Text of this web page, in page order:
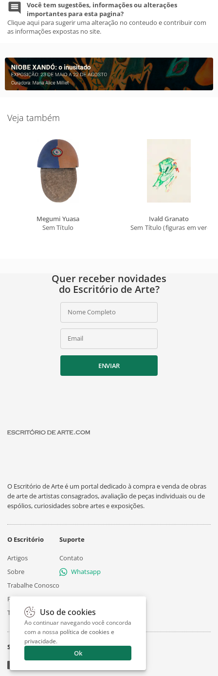
Você tem sugestões, informações ou alterações
importantes para esta pagina?
Clique aqui para sugerir uma alteração no conteudo e contribuir com
as informações expostas no site.
Veja também
Megumi Yuasa
Sem Título
Ivald Granato
Sem Título (figuras em verde)
Quer receber novidades
do Escritório de Arte?
Nome Completo
Email
ENVIAR
O Escritório de Arte é um portal dedicado à compra e venda de obras
de arte de artistas consagrados, avaliação de peças individuais ou de
espólios, curiosidades sobre artes e exposições.
O Escritório
Artigos
Sobre
Trabalhe Conosco
Privacidade
Termos
Suporte
Contato
Whatsapp
Siga
Uso de cookies
Ao continuar navegando você concorda
com a nossa política de cookies e
privacidade.
Ok